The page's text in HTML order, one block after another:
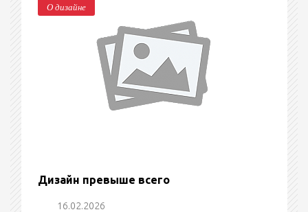
О дизайне
Дизайн превыше всего
16.02.2026